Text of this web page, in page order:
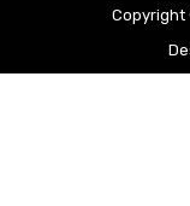
Copyright